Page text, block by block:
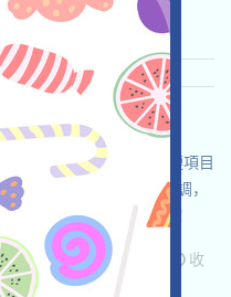
3.0 查阅详情
语言：
Waitlist，這是一個區塊鏈項目
，打开活动页面，自行儘調，
项任务，邀请获得更多！
EVM Mail
收